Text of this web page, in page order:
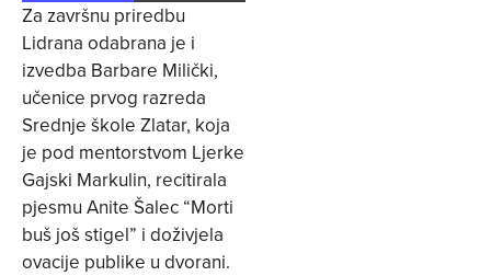
Za završnu priredbu
Lidrana odabrana je i
izvedba Barbare Milički,
učenice prvog razreda
Srednje škole Zlatar, koja
je pod mentorstvom Ljerke
Gajski Markulin, recitirala
pjesmu Anite Šalec “Morti
buš još stigel” i doživjela
ovacije publike u dvorani.